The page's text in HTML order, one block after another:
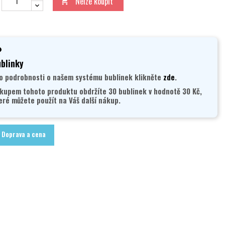
podrobnosti o našem systému bublinek klikněte zde.
tohoto produktu obdržíte 30 bublinek v hodnotě 30 Kč,
můžete použít na Váš další nákup.
Doprava a cena